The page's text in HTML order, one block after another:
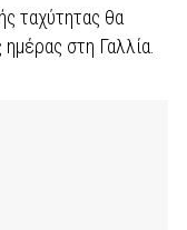
ταχύτητας θα
ημέρας στη Γαλλία.